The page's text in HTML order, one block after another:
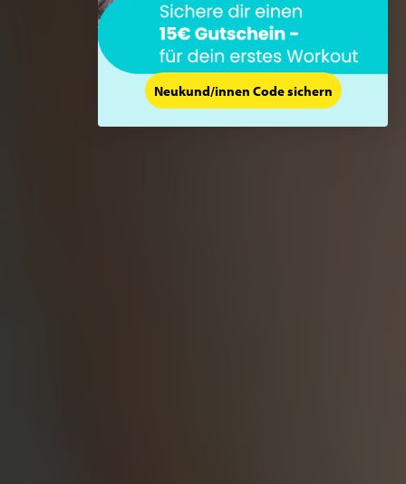
Neukund/innen Code sichern